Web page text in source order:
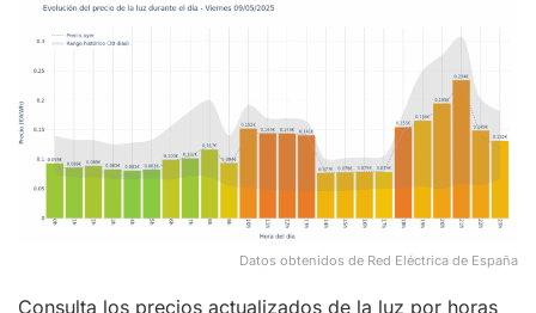
Datos obtenidos de Red Eléctrica de España
Consulta los precios actualizados de la luz por horas